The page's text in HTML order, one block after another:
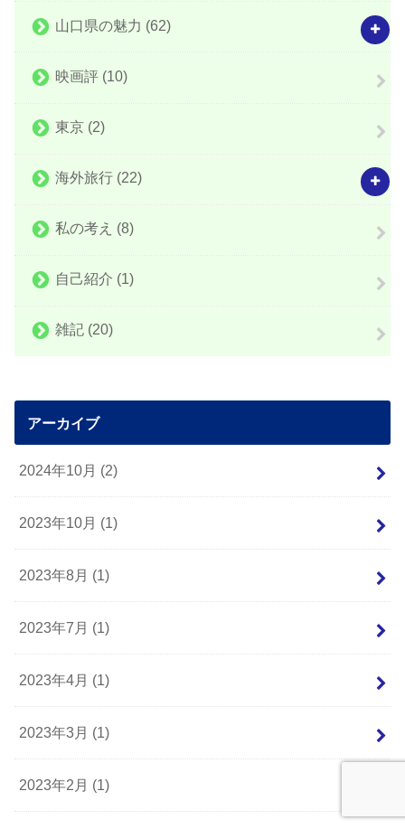
山口県の魅力 (62)
映画評 (10)
東京 (2)
海外旅行 (22)
私の考え (8)
自己紹介 (1)
雑記 (20)
アーカイブ
2024年10月 (2)
2023年10月 (1)
2023年8月 (1)
2023年7月 (1)
2023年4月 (1)
2023年3月 (1)
2023年2月 (1)